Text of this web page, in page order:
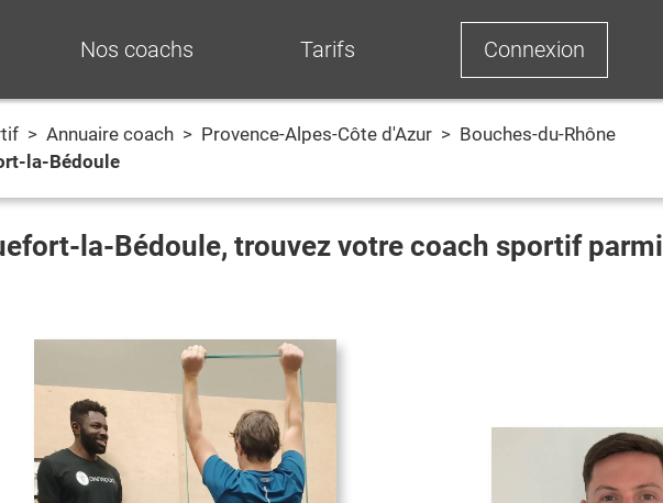
Nos coachs Tarifs Connexion
> Annuaire coach > Provence-Alpes-Côte d'Azur > Bouches-du-Rhône
la-Bédoule
la-Bédoule, trouvez votre coach sportif parmi